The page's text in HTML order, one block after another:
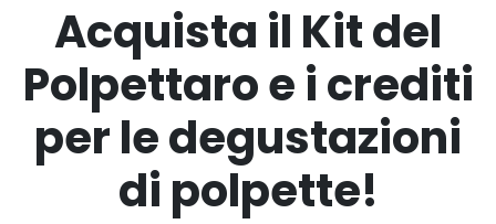
Acquista il Kit del
Polpettaro e i crediti
per le degustazioni
di polpette!